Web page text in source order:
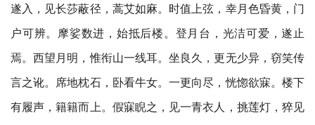
遂入，见长莎蔽径，蒿艾如麻。时值上弦，幸月色昏黄，门
户可辨。摩娑数进，始抵后楼。登月台，光洁可爱，遂止
焉。西望月明，惟衔山一线耳。坐良久，更无少异，窃笑传
言之讹。席地枕石，卧看牛女。一更向尽，恍惚欲寐。楼下
有履声，籍籍而上。假寐睨之，见一青衣人，挑莲灯，猝见